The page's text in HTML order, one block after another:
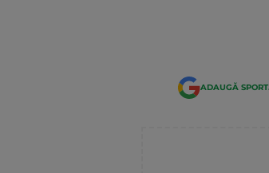
ADAUGĂ